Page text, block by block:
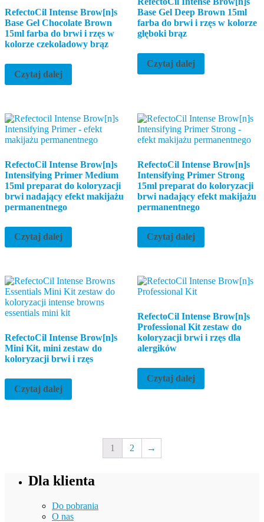
RefectoCil Intense Brow[n]s
Base Gel Chocolate Brown
15ml farba do brwi i rzęs w
kolorze czekoladowy brąz
Czytaj dalej
Base Gel Deep Brown 15ml
farba do brwi i rzęs w kolorze
głęboki brąz
Czytaj dalej
RefectoCil Intense Brow[n]s
Intensifying Primer Medium
15ml preparat do koloryzacji
brwi nadający efekt makijażu
permanentnego
Czytaj dalej
RefectoCil Intense Brow[n]s
Intensifying Primer Strong
15ml preparat do koloryzacji
brwi nadający efekt makijażu
permanentnego
Czytaj dalej
RefectoCil Intense Brow[n]s
Mini Kit, mini zestaw do
koloryzacji brwi i rzęs
Czytaj dalej
RefectoCil Intense Brow[n]s
Professional Kit zestaw do
koloryzacji brwi i rzęs dla
alergików
Czytaj dalej
1 2 →
Dla klienta
Do pobrania
O nas